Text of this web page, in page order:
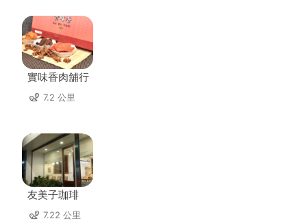
實味香肉舖行
7.2 公里
友美子珈琲
7.22 公里